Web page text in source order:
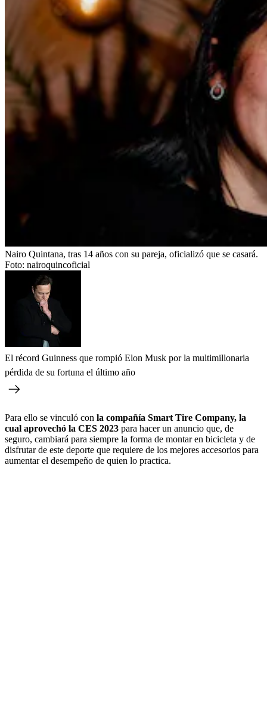
Nairo Quintana, tras 14 años con su pareja, oficializó que se casará.
Foto: nairoquincoficial
El récord Guinness que rompió Elon Musk por la multimillonaria
pérdida de su fortuna el último año
Para ello se vinculó con la compañía Smart Tire Company, la
cual aprovechó la CES 2023 para hacer un anuncio que, de
seguro, cambiará para siempre la forma de montar en bicicleta y de
disfrutar de este deporte que requiere de los mejores accesorios para
aumentar el desempeño de quien lo practica.